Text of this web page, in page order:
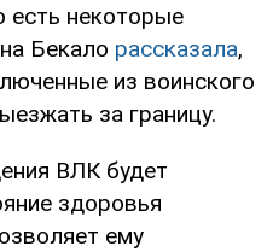
есть некоторые
Бекало рассказала,
из воинского
за границу.
ВЛК будет
здоровья
ему